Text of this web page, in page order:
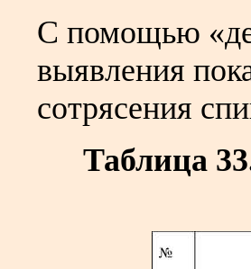
С помощью
выявления
сотрясения
Таблица